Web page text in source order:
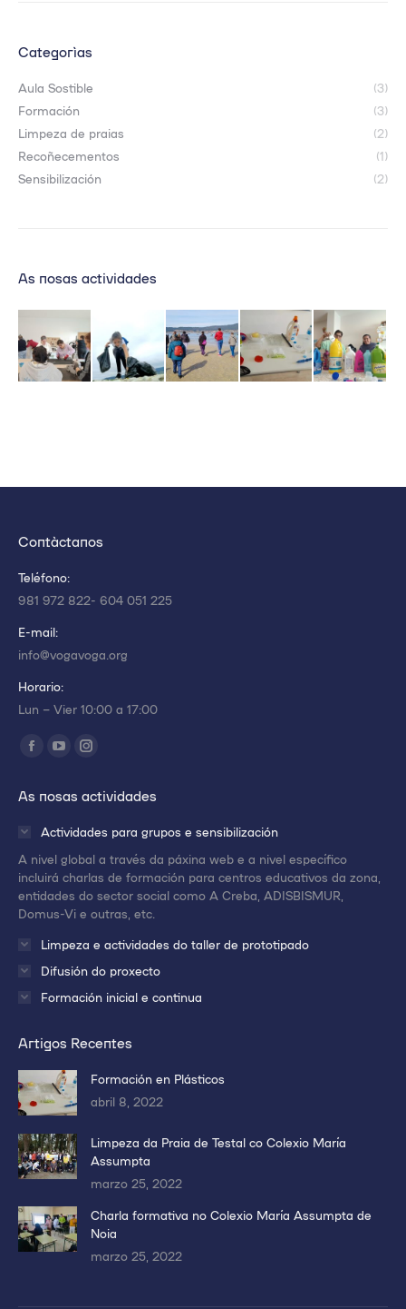
Categorías
Aula Sostible
(3)
Formación
(3)
Limpeza de praias
(2)
Recoñecementos
(1)
Sensibilización
(2)
As nosas actividades
Contáctanos
Teléfono:
981 972 822- 604 051 225
E-mail:
info@vogavoga.org
Horario:
Lun – Vier 10:00 a 17:00
Encuéntranos en:
en
una
ventana/pestaña
Abrir
en
una
ventana/pestaña
Abrir
en
una
ventana/pestaña
As nosas actividades
Actividades para grupos e sensibilización
A nivel global a través da páxina web e a nivel específico
incluirá charlas de formación para centros educativos da zona,
entidades do sector social como A Creba, ADISBISMUR,
Domus-Vi e outras, etc.
Limpeza e actividades do taller de prototipado
Difusión do proxecto
Formación inicial e continua
Artigos Recentes
Formación en Plásticos
abril 8, 2022
Limpeza da Praia de Testal co Colexio María
Assumpta
marzo 25, 2022
Charla formativa no Colexio María Assumpta de
Noia
marzo 25, 2022